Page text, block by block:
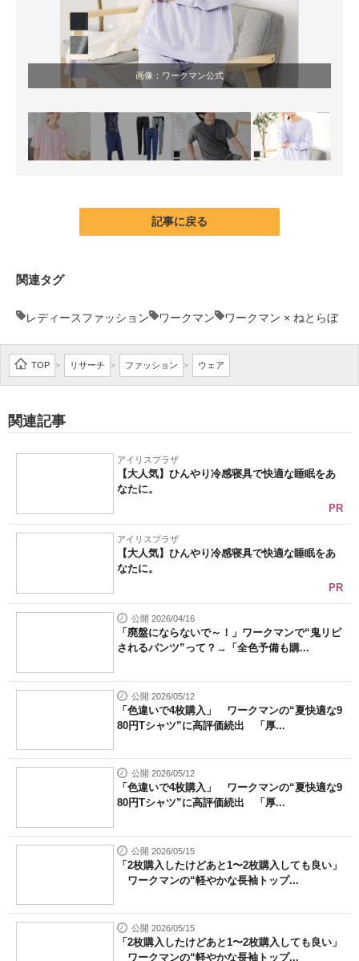
画像：ワークマン公式
記事に戻る
関連タグ
レディースファッション ワークマン ワークマン × ねとらぼ
TOP > リサーチ > ファッション > ウェア
関連記事
アイリスプラザ
【大人気】ひんやり冷感寝具で快適な睡眠をあ
なたに。
PR
アイリスプラザ
【大人気】ひんやり冷感寝具で快適な睡眠をあ
なたに。
PR
公開 2026/04/16
「廃盤にならないで～！」ワークマンで“鬼リピ
されるパンツ”って？→「全色予備も購...
公開 2026/05/12
「色違いで4枚購入」 ワークマンの“夏快適な9
80円Tシャツ”に高評価続出 「厚...
公開 2026/05/12
「色違いで4枚購入」 ワークマンの“夏快適な9
80円Tシャツ”に高評価続出 「厚...
公開 2026/05/15
「2枚購入したけどあと1〜2枚購入しても良い」
ワークマンの“軽やかな長袖トップ...
公開 2026/05/15
「2枚購入したけどあと1〜2枚購入しても良い」
ワークマンの“軽やかな長袖トップ...